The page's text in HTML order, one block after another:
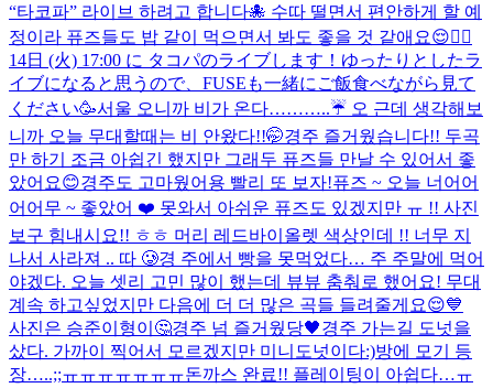
“타코파” 라이브 하려고 합니다🐙 수따 떨면서 편안하게 할 예
정이라 퓨즈들도 밥 같이 먹으면서 봐도 좋을 것 같애요😌✌🏻
14日 (火) 17:00 に タコパのライブします！ゆったりとしたラ
イブになると思うので、FUSEも一緒にご飯食べながら見て
ください🥳서울 오니까 비가 온다………..☔️ 오 근데 생각해보
니까 오늘 무대할때는 비 안왔다!!🤭경주 즐거웠습니다!! 두곡
만 하기 조금 아쉽긴 했지만 그래두 퓨즈들 만날 수 있어서 좋
았어요😊경주도 고마웠어용 빨리 또 보자!퓨즈 ~ 오늘 너어어
어어무 ~ 좋았어 ❤️ 못와서 아쉬운 퓨즈도 있겠지만 ㅠ !! 사진
보구 힘내시요!! ㅎㅎ 머리 레드바이올렛 색상인데 !! 너무 지
나서 사라져 .. 따 🥲경 주에서 빵을 못먹었다… 주 주말에 먹어
야겠다. 오늘 셋리 고민 많이 했는데 뷰뷰 춤춰로 했어요! 무대
계속 하고싶었지만 다음에 더 더 많은 곡들 들려줄게요😌💙
사진은 승준이형이🤔경주 넘 즐거웠당🖤경주 가는길 도넛을
샀다. 가까이 찍어서 모르겠지만 미니도넛이다:)방에 모기 등
장…..;;ㅠㅠㅠㅠㅠㅠㅠ돈까스 완료!! 플레이팅이 아쉽다…ㅠ